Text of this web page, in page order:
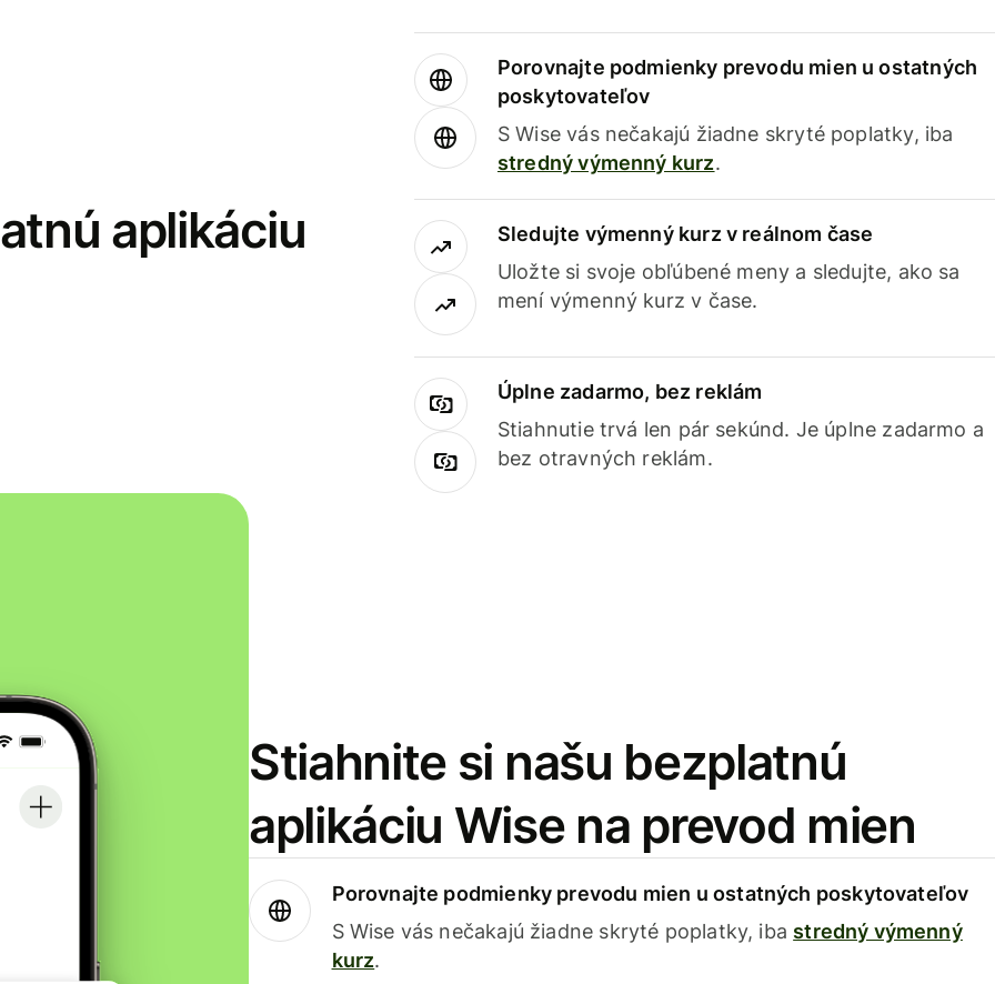
aplikáciu
Porovnajte podmienky prevodu mien u ostatných
poskytovateľov
S Wise vás nečakajú žiadne skryté poplatky, iba
stredný výmenný kurz.
Sledujte výmenný kurz v reálnom čase
Uložte si svoje obľúbené meny a sledujte, ako sa
mení výmenný kurz v čase.
Úplne zadarmo, bez reklám
Stiahnutie trvá len pár sekúnd. Je úplne zadarmo a
bez otravných reklám.
Stiahnite si našu bezplatnú
aplikáciu Wise na prevod mien
Porovnajte podmienky prevodu mien u ostatných poskytovateľov
S Wise vás nečakajú žiadne skryté poplatky, iba stredný výmenný
kurz.